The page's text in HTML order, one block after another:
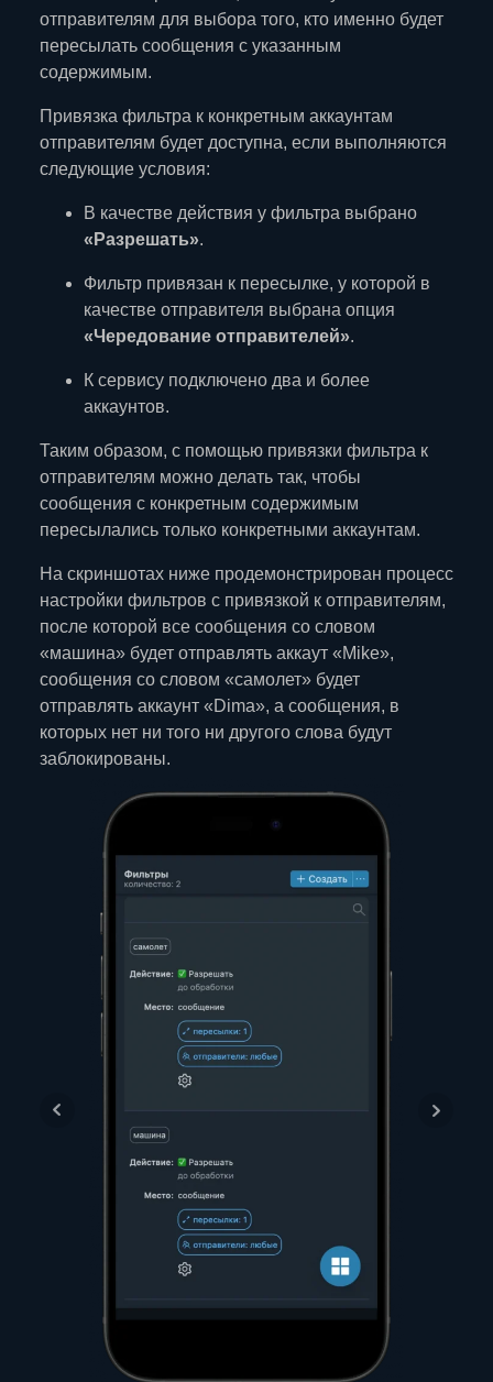
отправителям для выбора того, кто именно будет
пересылать сообщения с указанным
содержимым.
Привязка фильтра к конкретным аккаунтам
отправителям будет доступна, если выполняются
следующие условия:
В качестве действия у фильтра выбрано
«Разрешать».
Фильтр привязан к пересылке, у которой в
качестве отправителя выбрана опция
«Чередование отправителей».
К сервису подключено два и более
аккаунтов.
Таким образом, с помощью привязки фильтра к
отправителям можно делать так, чтобы
сообщения с конкретным содержимым
пересылались только конкретными аккаунтам.
На скриншотах ниже продемонстрирован процесс
настройки фильтров с привязкой к отправителям,
после которой все сообщения со словом
«машина» будет отправлять аккаут «Mike»,
сообщения со словом «самолет» будет
отправлять аккаунт «Dima», а сообщения, в
которых нет ни того ни другого слова будут
заблокированы.